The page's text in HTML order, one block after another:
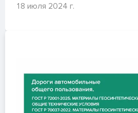
18 июля 2024 г.